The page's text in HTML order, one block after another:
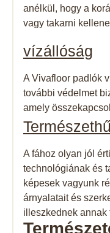
anélkül, hogy a
vagy takarni
vízállóság​
A Vivafloor padlók
további védelmet
amely
A fához olyan jól
technológiának és
képesek vagyunk
árnyalatait és
illeszkednek annak